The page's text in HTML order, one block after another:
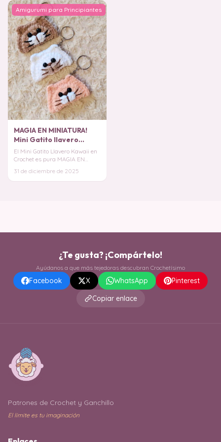
Amigurumi para Principiantes
MAGIA EN MINIATURA!
Mini Gatito llavero
Kawaii en Crochet
El Mini Gatito Llavero Kawaii en
Crochet es pura MAGIA EN
acompañarte a tod
31 de diciembre de 2025
¿Te gusta? ¡Compártelo!
Ayúdanos a que más tejedoras descubran Crochetísimo
Facebook X WhatsApp
Pinterest
Copiar enlace
Patrones de Crochet y Ganchillo
El límite es tu imaginación